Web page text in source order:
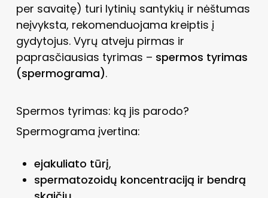
per savaitę) turi lytinių santykių ir nėštumas
neįvyksta, rekomenduojama kreiptis į
gydytojus. Vyrų atveju pirmas ir
paprasčiausias tyrimas – spermos tyrimas
(spermograma).
Spermos tyrimas: ką jis parodo?
Spermograma įvertina:
ejakuliato tūrį,
spermatozoidų koncentraciją ir bendrą